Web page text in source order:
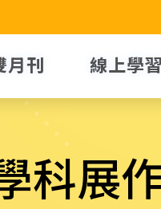
月刊 線上學
科展